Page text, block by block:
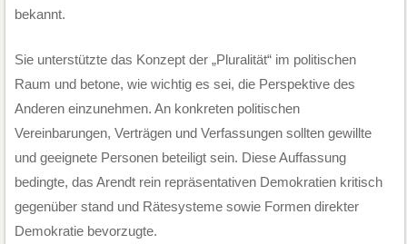
bekannt.
Sie unterstützte das Konzept der „Pluralität“ im politischen
Raum und betone, wie wichtig es sei, die Perspektive des
Anderen einzunehmen. An konkreten politischen
Vereinbarungen, Verträgen und Verfassungen sollten gewillte
und geeignete Personen beteiligt sein. Diese Auffassung
bedingte, das Arendt rein repräsentativen Demokratien kritisch
gegenüber stand und Rätesysteme sowie Formen direkter
Demokratie bevorzugte.